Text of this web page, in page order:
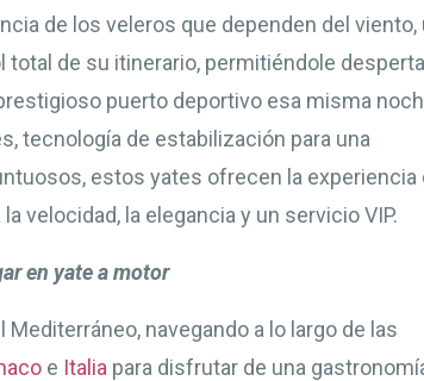
de los veleros que dependen del viento,
de su itinerario, permitiéndole
puerto deportivo esa misma
tecnología de estabilización para una
estos yates ofrecen la experiencia
velocidad, la elegancia y un servicio VIP.
en yate a motor
navegando a lo largo de las
e Italia para disfrutar de una